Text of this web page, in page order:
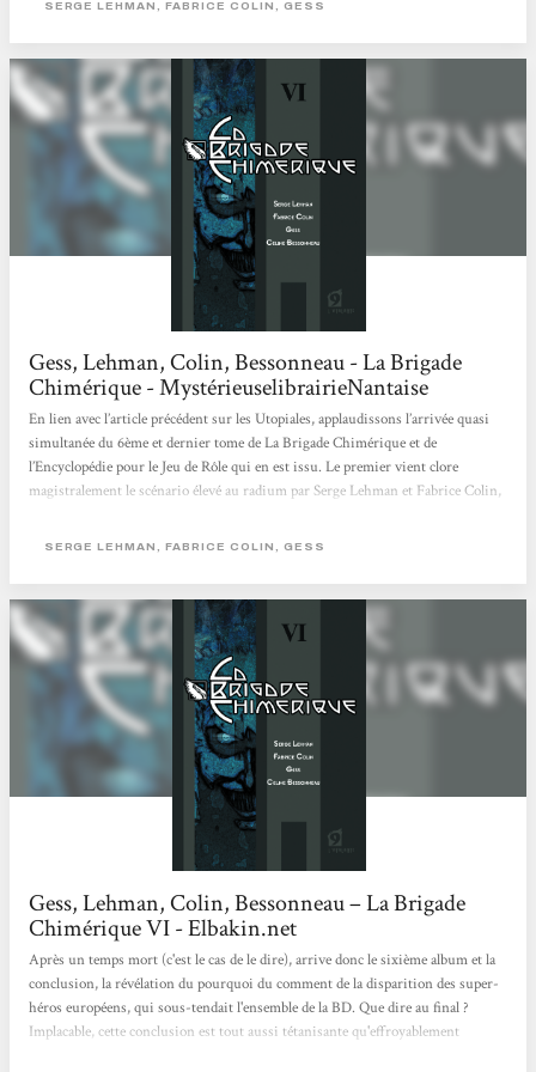
les armes à feu font des "Krak !" et des "Buda...
SERGE LEHMAN, FABRICE COLIN, GESS
Gess, Lehman, Colin, Bessonneau - La Brigade
Chimérique - MystérieuselibrairieNantaise
En lien avec l’article précédent sur les Utopiales, applaudissons l’arrivée quasi
simultanée du 6ème et dernier tome de La Brigade Chimérique et de
l’Encyclopédie pour le Jeu de Rôle qui en est issu. Le premier vient clore
magistralement le scénario élevé au radium par Serge Lehman et Fabrice Colin,
publié aux éditions L’Atalante. Pour ceux qui auraient eu la malchance de
SERGE LEHMAN, FABRICE COLIN, GESS
Gess, Lehman, Colin, Bessonneau – La Brigade
Chimérique VI - Elbakin.net
Après un temps mort (c'est le cas de le dire), arrive donc le sixième album et la
conclusion, la révélation du pourquoi du comment de la disparition des super-
héros européens, qui sous-tendait l'ensemble de la BD. Que dire au final ?
Implacable, cette conclusion est tout aussi tétanisante qu'effroyablement